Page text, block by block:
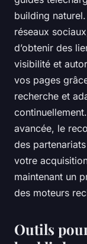
building
réseaux
d’obtenir des
visibilité et
vos pages
recherche et
avancée, le
des
votre
maintenant un
des moteurs
Outils